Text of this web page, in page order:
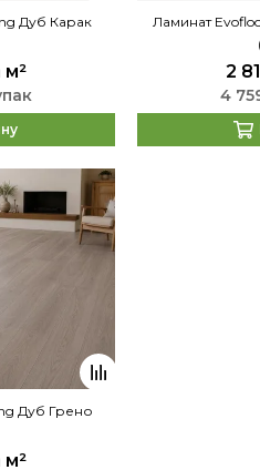
Дуб Карак
м²
Ламинат
2
4
Дуб Грено
м²